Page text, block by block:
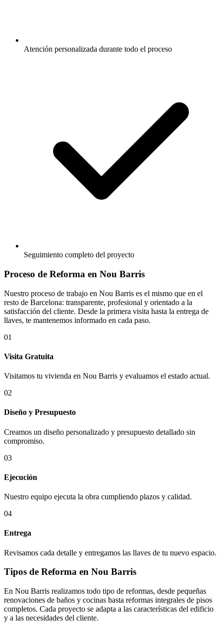
Atención personalizada durante todo el proceso
Seguimiento completo del proyecto
Proceso de Reforma en Nou Barris
Nuestro proceso de trabajo en Nou Barris es el mismo que en el
resto de Barcelona: transparente, profesional y orientado a la
satisfacción del cliente. Desde la primera visita hasta la entrega de
llaves, te mantenemos informado en cada paso.
01
Visita Gratuita
Visitamos tu vivienda en Nou Barris y evaluamos el estado actual.
02
Diseño y Presupuesto
Creamos un diseño personalizado y presupuesto detallado sin
compromiso.
03
Ejecución
Nuestro equipo ejecuta la obra cumpliendo plazos y calidad.
04
Entrega
Revisamos cada detalle y entregamos las llaves de tu nuevo espacio.
Tipos de Reforma en Nou Barris
En Nou Barris realizamos todo tipo de reformas, desde pequeñas
renovaciones de baños y cocinas hasta reformas integrales de pisos
completos. Cada proyecto se adapta a las características del edificio
y a las necesidades del cliente.